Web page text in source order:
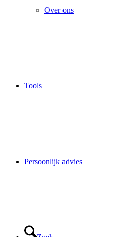
Over ons
Tools
Persoonlijk advies